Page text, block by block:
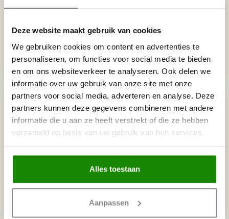
Deze website maakt gebruik van cookies
We gebruiken cookies om content en advertenties te
personaliseren, om functies voor social media te bieden
en om ons websiteverkeer te analyseren. Ook delen we
informatie over uw gebruik van onze site met onze
partners voor social media, adverteren en analyse. Deze
partners kunnen deze gegevens combineren met andere
informatie die u aan ze heeft verstrekt of die ze hebben
verzameld op basis van uw gebruik van hun services.
Alles toestaan
Aanpassen
COUNTRYFIELD
Dienblad Bertus L grijs-
L40B40H6CM
€26,60
Op voorraad (1)
COUNTRYFIELD
zwart-L14,5B6,5H4,5CM
€4,33
Op voorraad (24)
Kaars effen Tonnie M
MKaars 2h20cm Twirly